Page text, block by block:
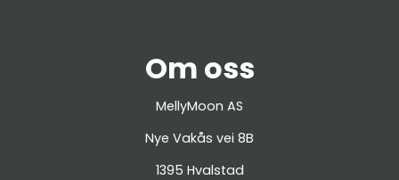
Om oss
MellyMoon AS
Nye Vakås vei 8B
1395 Hvalstad